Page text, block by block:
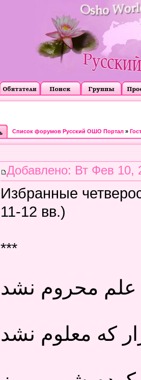
Список форумов Русский ОШО Портал »
Добавлено: Вт Фев 10,
Избранные
11-12 вв.)
***
محروم نشد
که معلوم نشد